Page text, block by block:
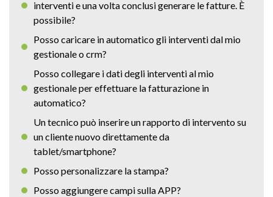
interventi e una volta conclusi generare le fatture. È
possibile?
Posso caricare in automatico gli interventi dal mio
gestionale o crm?
Posso collegare i dati degli interventi al mio
gestionale per effettuare la fatturazione in
automatico?
Un tecnico può inserire un rapporto di intervento su
un cliente nuovo direttamente da
tablet/smartphone?
Posso personalizzare la stampa?
Posso aggiungere campi sulla APP?